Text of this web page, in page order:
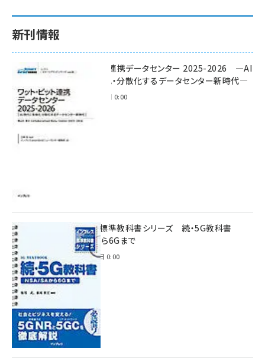
新刊情報
ワット・ビット連携データセンター 2025-2026 ―AI
時代に多様化・分散化するデータセンター新時代―
2025年11月28日 0:00
インプレス標準教科書シリーズ 続・5G教科書
NSA/SAから6Gまで
2023年4月3日 0:00